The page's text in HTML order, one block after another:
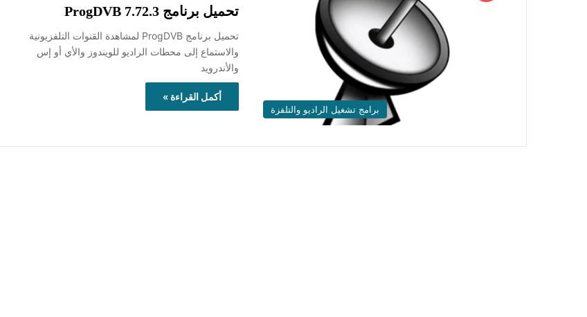
برامج تشغيل الراديو والتلفزة
تحميل برنامج ProgDVB 7.72.3
تحميل برنامج ProgDVB لمشاهدة القنوات التلفزيونية
والاستماع إلى محطات الراديو للويندوز والأي أو إس
والأندرويد
أكمل القراءة »